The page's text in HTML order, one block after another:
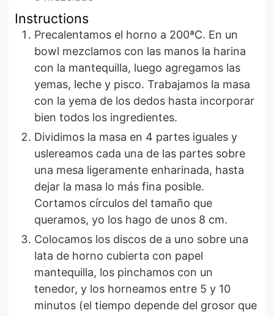
Instructions
Precalentamos el horno a 200ªC. En un
bowl mezclamos con las manos la harina
con la mantequilla, luego agregamos las
yemas, leche y pisco. Trabajamos la masa
con la yema de los dedos hasta incorporar
bien todos los ingredientes.
Dividimos la masa en 4 partes iguales y
uslereamos cada una de las partes sobre
una mesa ligeramente enharinada, hasta
dejar la masa lo más fina posible.
Cortamos círculos del tamaño que
queramos, yo los hago de unos 8 cm.
Colocamos los discos de a uno sobre una
lata de horno cubierta con papel
mantequilla, los pinchamos con un
tenedor, y los horneamos entre 5 y 10
minutos (el tiempo depende del grosor que